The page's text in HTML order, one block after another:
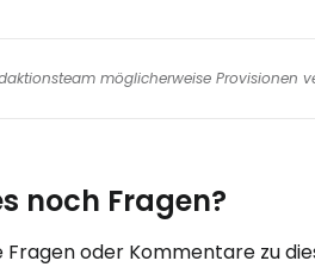
möglicherweise Provisionen
noch Fragen?
Fragen oder Kommentare zu